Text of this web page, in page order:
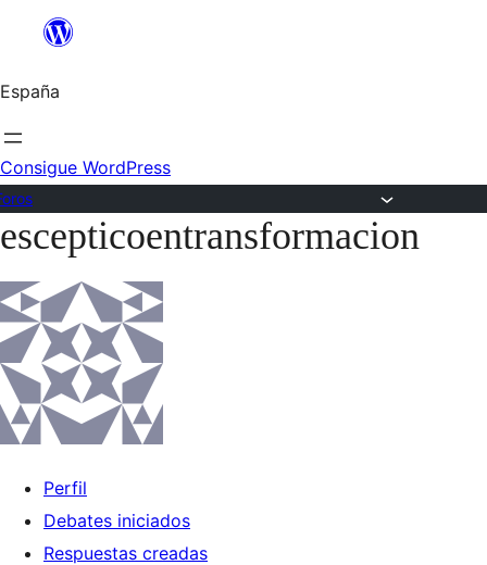
Saltar
contenido
España
Consigue WordPress
Saltar
contenido
escepticoentransformacion
Perfil
Debates iniciados
Respuestas creadas